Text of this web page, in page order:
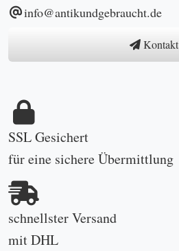
info@antikundgebraucht.de
Kontakt
SSL Gesichert
für eine sichere Übermittlung
schnellster Versand
mit DHL